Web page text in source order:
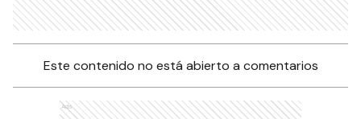
Este contenido no está abierto a comentarios
Ads